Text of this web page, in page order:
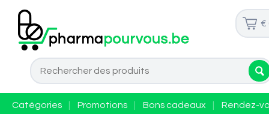
€
Catégories Promotions Bons cadeaux
Rendez-